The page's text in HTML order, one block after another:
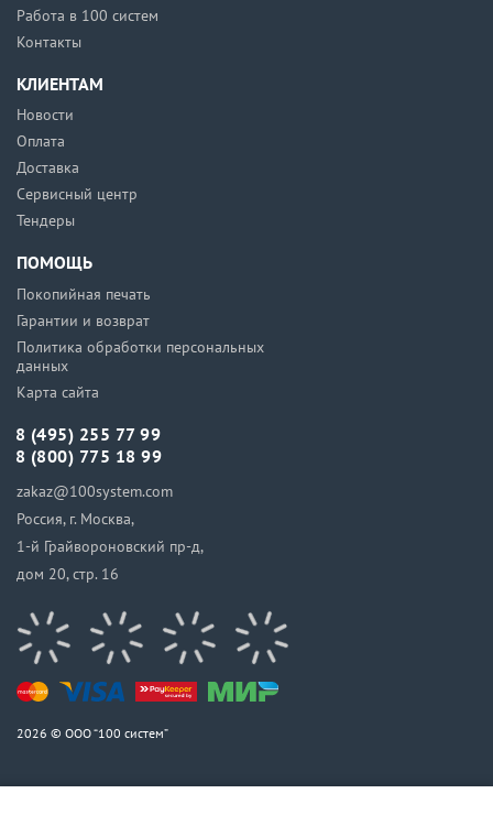
Работа в 100 систем
Контакты
КЛИЕНТАМ
Новости
Оплата
Доставка
Сервисный центр
Тендеры
ПОМОЩЬ
Покопийная печать
Гарантии и возврат
Политика обработки персональных
данных
Карта сайта
8 (495) 255 77 99
8 (800) 775 18 99
zakaz@100system.com
Россия, г. Москва,
1-й Грайвороновский пр-д,
дом 20, стр. 16
2026 © ООО “100 систем”